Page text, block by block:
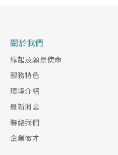
關於我們
緣起及願景使命
服務特色
環境介紹
最新消息
聯絡我們
企業徵才